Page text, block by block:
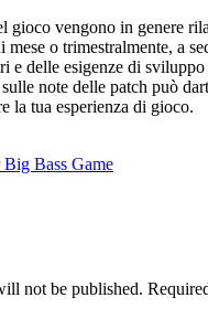
gioco vengono in genere
mese o trimestralmente, a
e delle esigenze di
note delle patch può
la tua esperienza di gioco.
Bass Game
not be published.